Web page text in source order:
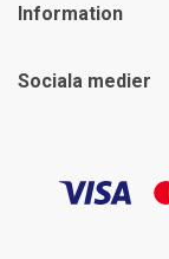
Information
Sociala medier